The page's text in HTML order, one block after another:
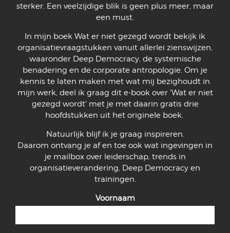
sterker. Een veelzijdige blik is geen plus meer, maar
een must.
In mijn boek Wat er niet gezegd wordt bekijk ik
organisatievraagstukken vanuit allerlei zienswijzen,
waaronder Deep Democracy, de systemische
benadering en de corporate antropologie. Om je
kennis te laten maken met wat mij bezighoudt in
mijn werk, deel ik graag dit e-book over 'Wat er niet
gezegd wordt' met je met daarin gratis drie
hoofdstukken uit het originele boek.
Natuurlijk blijf ik je graag inspireren.
Daarom ontvang je af en toe ook wat ingevingen in
je mailbox over leiderschap, trends in
organisatieverandering, Deep Democracy en
trainingen.
Voornaam